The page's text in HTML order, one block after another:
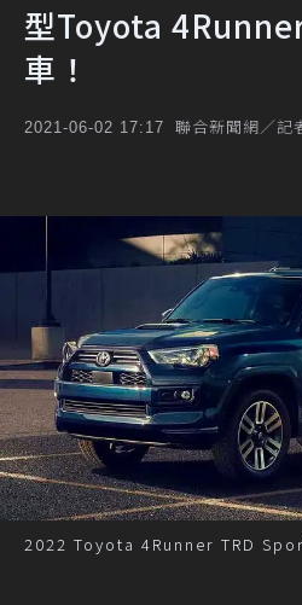
型Toyota
車！
2021-06-02 17:17 聯合新聞網／記
2022 Toyota 4Runner TRD